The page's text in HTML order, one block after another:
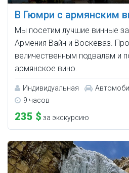
В Гюмри с армянским
Мы посетим лучшие винные
Армения Вайн и Воскеваз.
величественным подвалам и
армянское вино.
Индивидуальная
9 часов
235 $ за экскурсию